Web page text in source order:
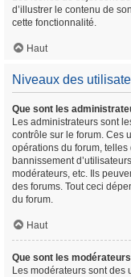
d’illustrer le contenu de
cette fonctionnalité.
Haut
Niveaux des
Que sont les
Les administrateurs sont
contrôle sur le forum. Ces
opérations du forum,
bannissement
modérateurs, etc. Ils
des forums. Tout ceci
du forum.
Haut
Que sont les
Les modérateurs sont